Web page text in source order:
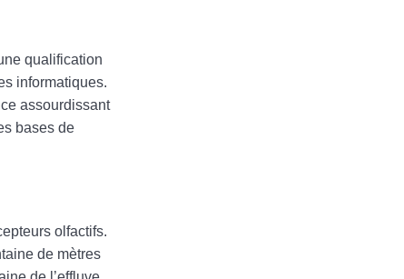
qualification
informatiques.
assourdissant
bases de
olfactifs.
de mètres